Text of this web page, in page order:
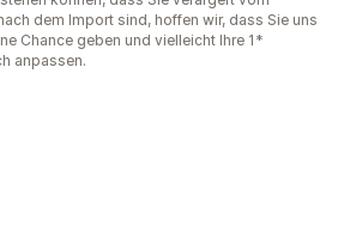
dem Import sind, hoffen wir, dass Sie uns
Chance geben und vielleicht Ihre 1*
anpassen.